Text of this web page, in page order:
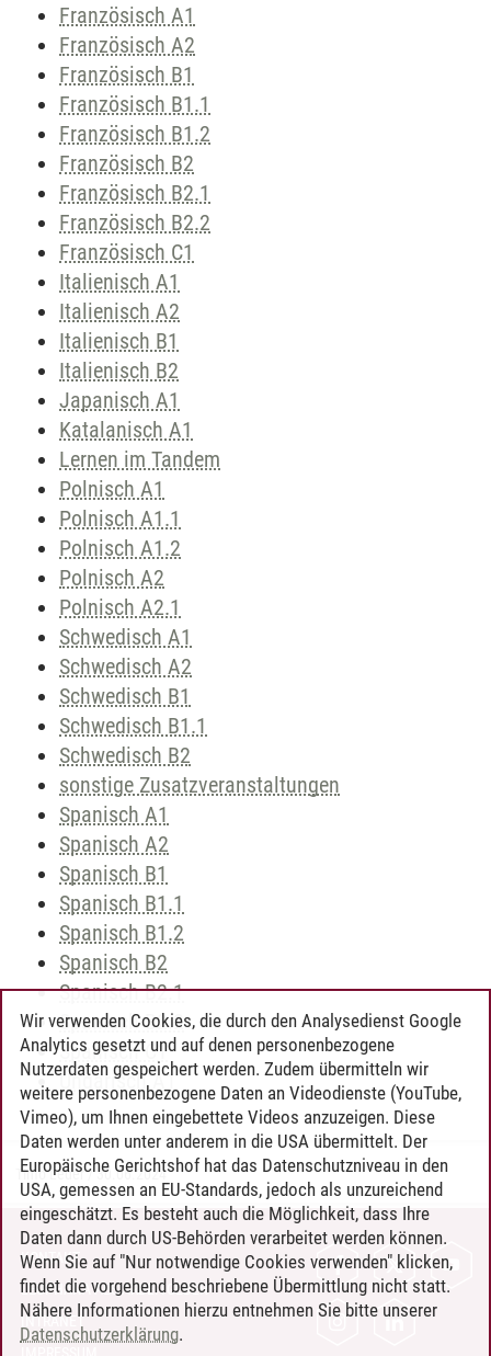
Französisch A1
Französisch A2
Französisch B1
Französisch B1.1
Französisch B1.2
Französisch B2
Französisch B2.1
Französisch B2.2
Französisch C1
Italienisch A1
Italienisch A2
Italienisch B1
Italienisch B2
Japanisch A1
Katalanisch A1
Lernen im Tandem
Polnisch A1
Polnisch A1.1
Polnisch A1.2
Polnisch A2
Polnisch A2.1
Schwedisch A1
Schwedisch A2
Schwedisch B1
Schwedisch B1.1
Schwedisch B2
sonstige Zusatzveranstaltungen
Spanisch A1
Spanisch A2
Spanisch B1
Spanisch B1.1
Spanisch B1.2
Spanisch B2
Spanisch B2.1
Spanisch B2.2
Spanisch C1
Ungarisch A1
Timo Leder/30.06.2024
KONTAKT
LEUPHANA ALS ARBEITGEBER
INTRANET
Wir verwenden Cookies, die durch den Analysedienst Google
Analytics gesetzt und auf denen personenbezogene
Nutzerdaten gespeichert werden. Zudem übermitteln wir
weitere personenbezogene Daten an Videodienste (YouTube,
Vimeo), um Ihnen eingebettete Videos anzuzeigen. Diese
Daten werden unter anderem in die USA übermittelt. Der
Europäische Gerichtshof hat das Datenschutzniveau in den
USA, gemessen an EU-Standards, jedoch als unzureichend
eingeschätzt. Es besteht auch die Möglichkeit, dass Ihre
Daten dann durch US-Behörden verarbeitet werden können.
Wenn Sie auf "Nur notwendige Cookies verwenden" klicken,
findet die vorgehend beschriebene Übermittlung nicht statt.
Nähere Informationen hierzu entnehmen Sie bitte unserer
Datenschutzerklärung.